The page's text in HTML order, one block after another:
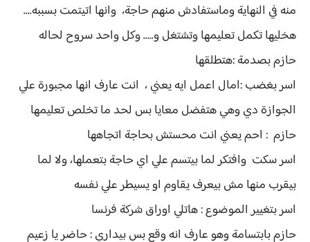
منه في النهاية وماستفادش منهم حاجة، وانها اتيتمت بسببه....
هخليها تكمل تعليمها وتشتغل و..... وكل واحد سروح لحاله
حازم بصدمة :هتطلقها
اسر بغضب :امال اعمل ايه يعني ، انت عارف انها مجبورة علي
الجوازة دي وهي هتفضل معايا بس لحد ما تخلص تعليمها
حازم : احم يعني انت محستش بحاجة اتجاهها
اسر سكت وافتكر لما بيتسم علي اي حاجة بتعملها، ولا لما
بيقرب منها مش بيعرف يقاوم او يسيطر علي نفسه
اسر بتغيير الموضوع : هاتلي اوراق شركة فرنسا
حازم بابتسامة وهو عارف انه وقع بس بيداري : حاضر يا زعيم